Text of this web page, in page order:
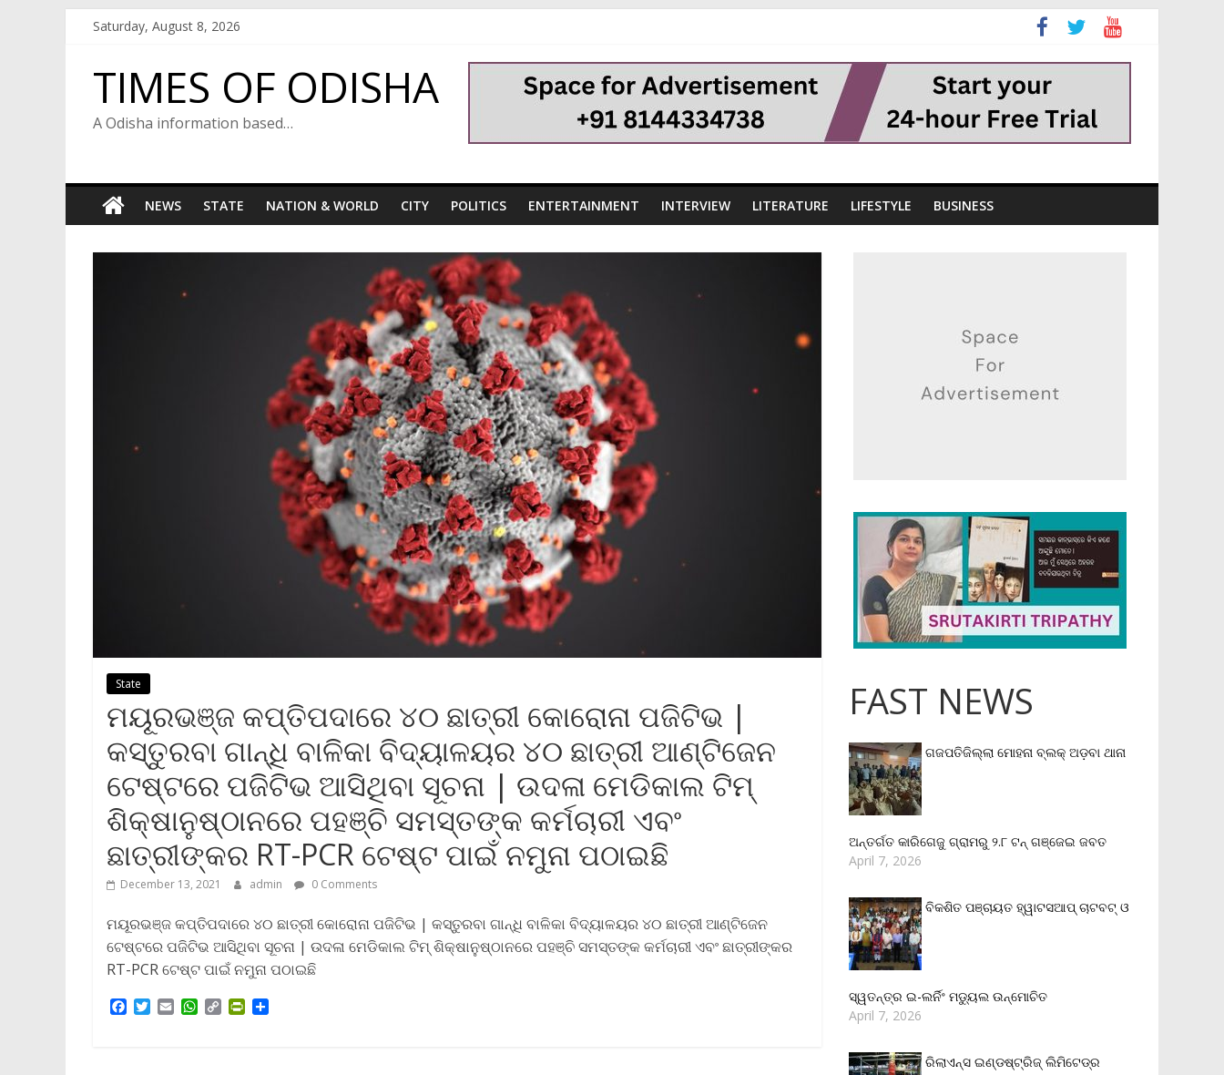
Saturday, August 8, 2026
TIMES OF ODISHA
A Odisha information based…
NEWS STATE NATION & WORLD CITY POLITICS ENTERTAINMENT INTERVIEW LITERATURE LIFESTYLE BUSINESS
State
ମୟୂରଭଞ୍ଜ କପ୍ତିପଦାରେ ୪୦ ଛାତ୍ରୀ କୋରୋନା ପଜିଟିଭ |
କସ୍ତୁରବା ଗାନ୍ଧି ବାଳିକା ବିଦ୍ୟାଳୟର ୪୦ ଛାତ୍ରୀ ଆଣ୍ଟିଜେନ
ଟେଷ୍ଟରେ ପଜିଟିଭ ଆସିଥିବା ସୂଚନା | ଉଦଳା ମେଡିକାଲ ଟିମ୍
ଶିକ୍ଷାନୁଷ୍ଠାନରେ ପହଞ୍ଚି ସମସ୍ତଙ୍କ କର୍ମଚାରୀ ଏବଂ
ଛାତ୍ରୀଙ୍କର RT-PCR ଟେଷ୍ଟ ପାଇଁ ନମୁନା ପଠାଇଛି
December 13, 2021 admin 0 Comments
ମୟୂରଭଞ୍ଜ କପ୍ତିପଦାରେ ୪୦ ଛାତ୍ରୀ କୋରୋନା ପଜିଟିଭ | କସ୍ତୁରବା ଗାନ୍ଧି ବାଳିକା ବିଦ୍ୟାଳୟର ୪୦ ଛାତ୍ରୀ ଆଣ୍ଟିଜେନ
ଟେଷ୍ଟରେ ପଜିଟିଭ ଆସିଥିବା ସୂଚନା | ଉଦଳା ମେଡିକାଲ ଟିମ୍ ଶିକ୍ଷାନୁଷ୍ଠାନରେ ପହଞ୍ଚି ସମସ୍ତଙ୍କ କର୍ମଚାରୀ ଏବଂ ଛାତ୍ରୀଙ୍କର
RT-PCR ଟେଷ୍ଟ ପାଇଁ ନମୁନା ପଠାଇଛି
T
E
W
C
P
FAST NEWS
ଗଜପତିଜିଲ୍ଲା ମୋହନା ବ୍ଲକ୍‌ ଅଡ଼ବା ଥାନା
ଅନ୍ତର୍ଗତ କାରିଗେଜୁ ଗ୍ରାମରୁ ୨.୮ ଟନ୍ ଗଞ୍ଜେଇ ଜବତ
April 7, 2026
ବିକଶିତ ପଞ୍ଚାୟତ ହ୍ୱାଟସଆପ୍ ଚାଟବଟ୍ ଓ
ସ୍ୱତନ୍ତ୍ର ଇ-ଲର୍ନିଂ ମଡ୍ୟୁଲ ଉନ୍ମୋଚିତ
April 7, 2026
ରିଲାଏନ୍‌ସ ଇଣ୍ଡଷ୍ଟ୍ରିଜ୍ ଲିମିଟେଡ୍‌ର